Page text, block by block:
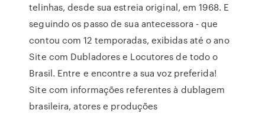
telinhas, desde sua estreia original, em 1968. E
seguindo os passo de sua antecessora - que
contou com 12 temporadas, exibidas até o ano
Site com Dubladores e Locutores de todo o
Brasil. Entre e encontre a sua voz preferida!
Site com informações referentes à dublagem
brasileira, atores e produções